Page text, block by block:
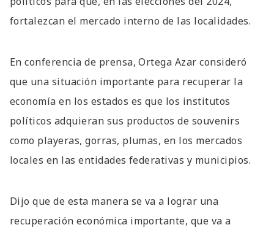
fortalezcan el mercado interno de las localidades.
En conferencia de prensa, Ortega Azar consideró
que una situación importante para recuperar la
economía en los estados es que los institutos
políticos adquieran sus productos de souvenirs
como playeras, gorras, plumas, en los mercados
locales en las entidades federativas y municipios.
Dijo que de esta manera se va a lograr una
recuperación económica importante, que va a